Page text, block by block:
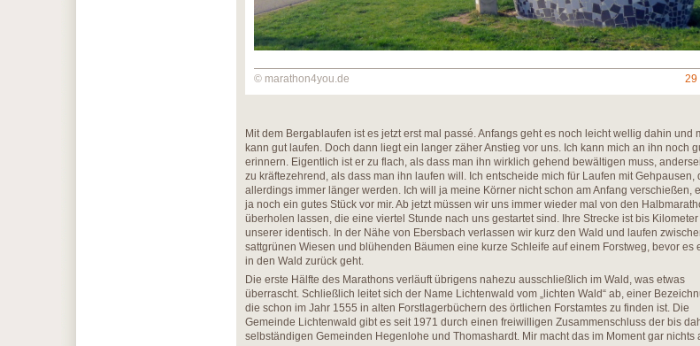
© marathon4you.de 29
Mit dem Bergablaufen ist es jetzt erst mal passé. Anfangs geht es noch leicht wellig dahin und
kann gut laufen. Doch dann liegt ein langer zäher Anstieg vor uns. Ich kann mich an ihn noch
erinnern. Eigentlich ist er zu flach, als dass man ihn wirklich gehend bewältigen muss,
zu kräftezehrend, als dass man ihn laufen will. Ich entscheide mich für Laufen mit Gehpausen,
allerdings immer länger werden. Ich will ja meine Körner nicht schon am Anfang verschießen,
ja noch ein gutes Stück vor mir. Ab jetzt müssen wir uns immer wieder mal von den
überholen lassen, die eine viertel Stunde nach uns gestartet sind. Ihre Strecke ist bis
unserer identisch. In der Nähe von Ebersbach verlassen wir kurz den Wald und laufen
sattgrünen Wiesen und blühenden Bäumen eine kurze Schleife auf einem Forstweg, bevor es
in den Wald zurück geht.
Die erste Hälfte des Marathons verläuft übrigens nahezu ausschließlich im Wald, was etwas
überrascht. Schließlich leitet sich der Name Lichtenwald vom „lichten Wald“ ab, einer
die schon im Jahr 1555 in alten Forstlagerbüchern des örtlichen Forstamtes zu finden ist. Die
Gemeinde Lichtenwald gibt es seit 1971 durch einen freiwilligen Zusammenschluss der bis
selbständigen Gemeinden Hegenlohe und Thomashardt. Mir macht das im Moment gar nichts